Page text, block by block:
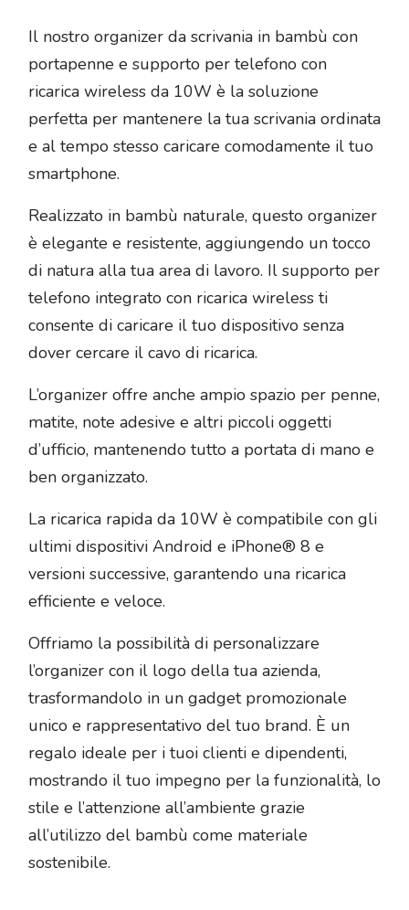
Il nostro organizer da scrivania in bambù con
portapenne e supporto per telefono con
ricarica wireless da 10W è la soluzione
perfetta per mantenere la tua scrivania ordinata
e al tempo stesso caricare comodamente il tuo
smartphone.
Realizzato in bambù naturale, questo organizer
è elegante e resistente, aggiungendo un tocco
di natura alla tua area di lavoro. Il supporto per
telefono integrato con ricarica wireless ti
consente di caricare il tuo dispositivo senza
dover cercare il cavo di ricarica.
L’organizer offre anche ampio spazio per penne,
matite, note adesive e altri piccoli oggetti
d’ufficio, mantenendo tutto a portata di mano e
ben organizzato.
La ricarica rapida da 10W è compatibile con gli
ultimi dispositivi Android e iPhone® 8 e
versioni successive, garantendo una ricarica
efficiente e veloce.
Offriamo la possibilità di personalizzare
l’organizer con il logo della tua azienda,
trasformandolo in un gadget promozionale
unico e rappresentativo del tuo brand. È un
regalo ideale per i tuoi clienti e dipendenti,
mostrando il tuo impegno per la funzionalità, lo
stile e l’attenzione all’ambiente grazie
all’utilizzo del bambù come materiale
sostenibile.